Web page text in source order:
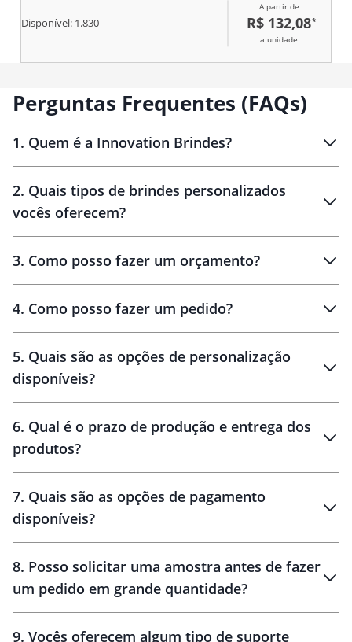
Disponível: 1.830
A partir de
R$ 132,08*
a unidade
Perguntas Frequentes (FAQs)
1. Quem é a Innovation Brindes?
Brindes personalizados
2. Quais tipos de brindes personalizados
vocês oferecem?
personalizados
3. Como posso fazer um orçamento?
brinde
personalização
4. Como posso fazer um pedido?
amostra virtual
5. Quais são as opções de personalização
disponíveis?
6. Qual é o prazo de produção e entrega dos
produtos?
10 dias
brinde
48 horas
7. Quais são as opções de pagamento
disponíveis?
8. Posso solicitar uma amostra antes de fazer
um pedido em grande quantidade?
9. Vocês oferecem algum tipo de suporte